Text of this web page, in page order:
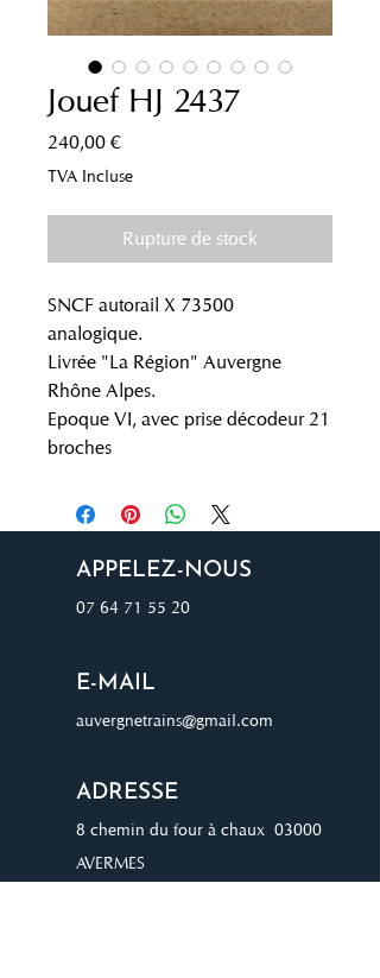
Jouef HJ 2437
240,00 €Prix
TVA Incluse
Rupture de stock
SNCF autorail X 73500
analogique.
Livrée "La Région" Auvergne
Rhône Alpes.
Epoque VI, avec prise décodeur 21
broches
APPELEZ-NOUS
07 64 71 55 20
E-MAIL
auvergnetrains@gmail.com
ADRESSE
8 chemin du four à chaux 03000
AVERMES